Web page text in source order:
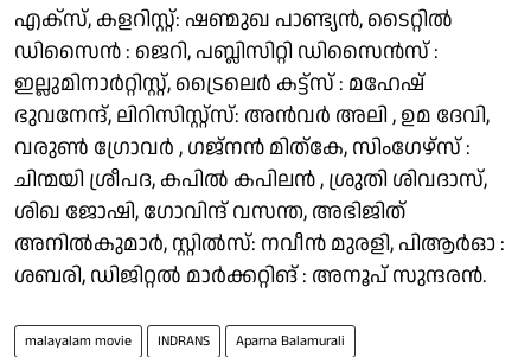
എക്സ്, കളറിസ്റ്റ്: ഷണ്മുഖ പാണ്ട്യൻ, ടൈറ്റിൽ
ഡിസൈൻ : ജെറി, പബ്ലിസിറ്റി ഡിസൈൻസ് :
ഇല്ലുമിനാർറ്റിസ്റ്റ്, ട്രൈലെർ കട്ട്സ് : മഹേഷ്
ഭുവനേന്ദ്, ലിറിസിസ്റ്റ്സ്: അൻവർ അലി , ഉമ ദേവി,
വരുൺ ഗ്രോവർ , ഗജ്നൻ മിത്കേ, സിംഗേഴ്സ് :
ചിന്മയി ശ്രീപദ, കപിൽ കപിലൻ , ശ്രുതി ശിവദാസ്,
ശിഖ ജോഷി, ഗോവിന്ദ് വസന്ത, അഭിജിത്
അനിൽകുമാർ, സ്റ്റിൽസ്: നവീൻ മുരളി, പിആർഓ :
ശബരി, ഡിജിറ്റൽ മാർക്കറ്റിങ് : അനൂപ് സുന്ദരൻ.
malayalam movie INDRANS Aparna Balamurali